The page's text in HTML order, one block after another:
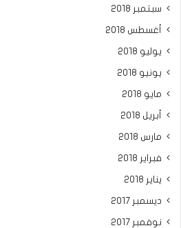
سبتمبر 2018
أغسطس 2018
يوليو 2018
يونيو 2018
مايو 2018
أبريل 2018
مارس 2018
فبراير 2018
يناير 2018
ديسمبر 2017
نوفمبر 2017